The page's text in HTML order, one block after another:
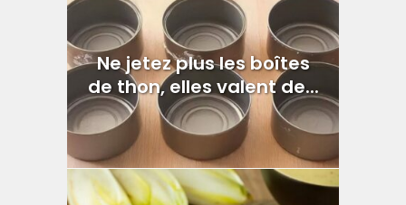
Ne jetez plus les boîtes
de thon, elles valent de...